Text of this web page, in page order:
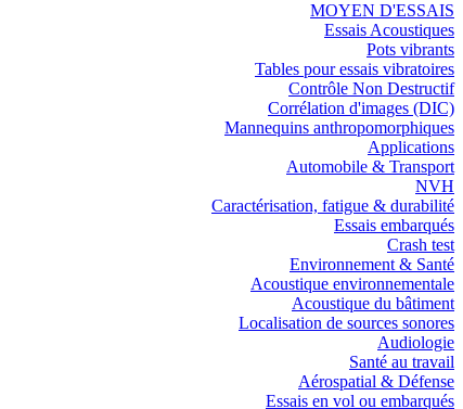
MOYEN D'ESSAIS
Essais Acoustiques
Pots vibrants
Tables pour essais vibratoires
Contrôle Non Destructif
Corrélation d'images (DIC)
Mannequins anthropomorphiques
Applications
Automobile & Transport
NVH
Caractérisation, fatigue & durabilité
Essais embarqués
Crash test
Environnement & Santé
Acoustique environnementale
Acoustique du bâtiment
Localisation de sources sonores
Audiologie
Santé au travail
Aérospatial & Défense
Essais en vol ou embarqués